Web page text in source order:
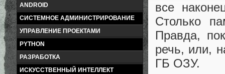
ANDROID
СИСТЕМНОЕ АДМИНИСТРИРОВАНИЕ
УПРАВЛЕНИЕ ПРОЕКТАМИ
PYTHON
РАЗРАБОТКА
ИСКУССТВЕННЫЙ ИНТЕЛЛЕКТ
все
Столько
Правда,
речь, или,
ГБ ОЗУ.